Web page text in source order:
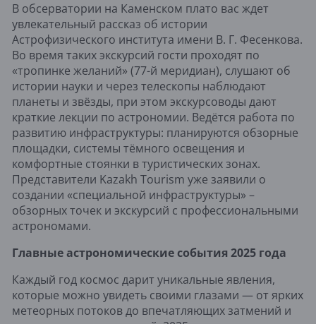
В обсерватории на Каменском плато вас ждет
увлекательный рассказ об истории
Астрофизического института имени В. Г. Фесенкова.
Во время таких экскурсий гости проходят по
«тропинке желаний» (77-й меридиан), слушают об
истории науки и через телескопы наблюдают
планеты и звёзды, при этом экскурсоводы дают
краткие лекции по астрономии. Ведётся работа по
развитию инфраструктуры: планируются обзорные
площадки, системы тёмного освещения и
комфортные стоянки в туристических зонах.
Представители Kazakh Tourism уже заявили о
создании «специальной инфраструктуры» –
обзорных точек и экскурсий с профессиональными
астрономами.
Главные астрономические события 2025 года
Каждый год космос дарит уникальные явления,
которые можно увидеть своими глазами — от ярких
метеорных потоков до впечатляющих затмений и